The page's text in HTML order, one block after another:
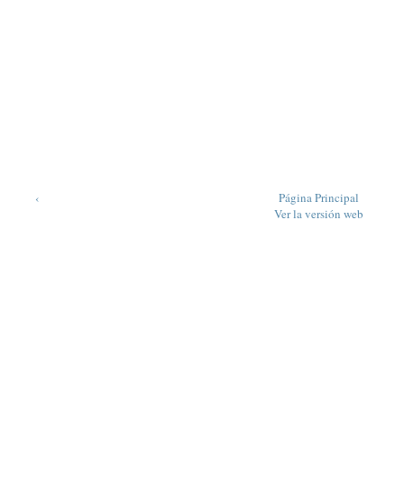
‹
Página Principal
Ver la versión web